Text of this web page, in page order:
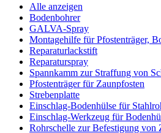
Alle anzeigen
Bodenbohrer
GALVA-Spray
Montagehilfe für Pfostenträger,
Reparaturlackstift
Reparaturspray
Spannkamm zur Straffung von
Pfostenträger für Zaunpfosten
Strebenplatte
Einschlag-Bodenhülse für
Einschlag-Werkzeug für
Rohrschelle zur Befestigung von